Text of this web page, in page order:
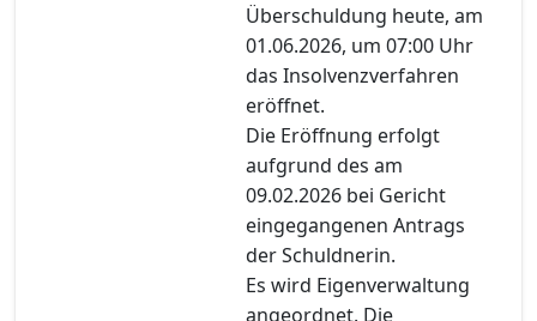
Überschuldung heute, am
01.06.2026, um 07:00 Uhr
das Insolvenzverfahren
eröffnet.
Die Eröffnung erfolgt
aufgrund des am
09.02.2026 bei Gericht
eingegangenen Antrags
der Schuldnerin.
Es wird Eigenverwaltung
angeordnet. Die